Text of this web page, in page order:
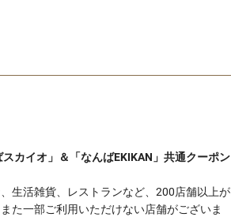
カイオ」＆「なんばEKIKAN」共通クーポン
生活雑貨、レストランなど、200店舗以上が
た一部ご利用いただけない店舗がございま